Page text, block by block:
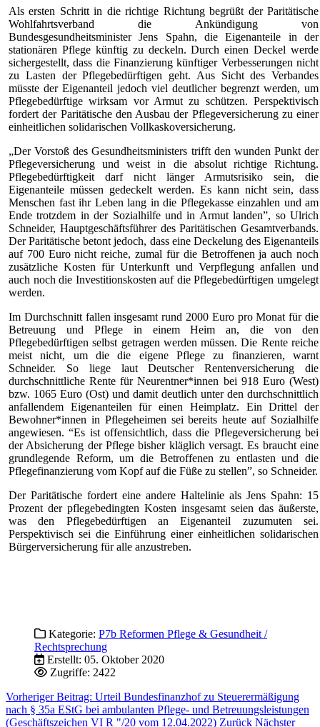
Als ersten Schritt in die richtige Richtung begrüßt der Paritätische
Wohlfahrtsverband die Ankündigung von
Bundesgesundheitsminister Jens Spahn, die Eigenanteile in der
stationären Pflege künftig zu deckeln. Durch einen Deckel werde
sichergestellt, dass die Finanzierung künftiger Verbesserungen nicht
zu Lasten der Pflegebedürftigen geht. Aus Sicht des Verbandes
müsste der Eigenanteil jedoch viel deutlicher begrenzt werden, um
Pflegebedürftige wirksam vor Armut zu schützen. Perspektivisch
fordert der Paritätische den Ausbau der Pflegeversicherung zu einer
einheitlichen solidarischen Vollkaskoversicherung.
„Der Vorstoß des Gesundheitsministers trifft den wunden Punkt der
Pflegeversicherung und weist in die absolut richtige Richtung.
Pflegebedürftigkeit darf nicht länger Armutsrisiko sein, die
Eigenanteile müssen gedeckelt werden. Es kann nicht sein, dass
Menschen fast ihr Leben lang in die Pflegekasse einzahlen und am
Ende trotzdem in der Sozialhilfe und in Armut landen”, so Ulrich
Schneider, Hauptgeschäftsführer des Paritätischen Gesamtverbands.
Der Paritätische betont jedoch, dass eine Deckelung des Eigenanteils
auf 700 Euro nicht reiche, zumal für die Betroffenen ja auch noch
zusätzliche Kosten für Unterkunft und Verpflegung anfallen und
auch noch die Investitionskosten auf die Pflegebedürftigen umgelegt
werden.
Im Durchschnitt fallen insgesamt rund 2000 Euro pro Monat für die
Betreuung und Pflege in einem Heim an, die von den
Pflegebedürftigen selbst getragen werden müssen. Die Rente reiche
meist nicht, um die die eigene Pflege zu finanzieren, warnt
Schneider. So liege laut Deutscher Rentenversicherung die
durchschnittliche Rente für Neurentner*innen bei 918 Euro (West)
bzw. 1065 Euro (Ost) und damit deutlich unter den durchschnittlich
anfallendem Eigenanteilen für einen Heimplatz. Ein Drittel der
Bewohner*innen in Pflegeheimen sei bereits heute auf Sozialhilfe
angewiesen. “Es ist offensichtlich, dass die Pflegeversicherung bei
der Absicherung der Pflege bisher kläglich versagt. Es braucht eine
grundlegende Reform, um die Betroffenen zu entlasten und die
Pflegefinanzierung vom Kopf auf die Füße zu stellen”, so Schneider.
Der Paritätische fordert eine andere Haltelinie als Jens Spahn: 15
Prozent der pflegebedingten Kosten insgesamt seien das äußerste,
was den Pflegebedürftigen an Eigenanteil zuzumuten sei.
Perspektivisch sei die Einführung einer einheitlichen solidarischen
Bürgerversicherung für alle anzustreben.
Kategorie: P7b Reformen Pflege & Gesundheit /
Rechtsprechung
Erstellt: 05. Oktober 2020
Zugriffe: 2422
Vorheriger Beitrag: Urteil Bundesfinanzhof zu Steuerermäßigung
nach § 35a EStG bei ambulanten Pflege- und Betreuungsleistungen
(Geschäftszeichen VI R "/20 vom 12.04.2022) Zurück Nächster